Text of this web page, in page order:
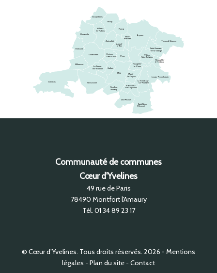
Gambais Grosrouvre
Les Mesnuls
Saint Rémy-
l'Honoré
Jouars-Pontchartain
Méré
Galluis
Millemont
Garancières
Behoust
La Queue-
lez-Yvelines
Boissy-
sans-Avoir
Vicq
Mareil-
le-Guyon
Flexanville
Goupillières
Thoiry
Marcq
Thiverval-Grignon
Autouillet
Auteuil-
le-Roi
Villiers-
le-Mahieu
Neauphle-
le-Vieux
Saulx-
Marchais
Beynes
Villiers-
Saint-Frédéric
Saint Germain-
de-la-Grange
Neauphle-
le-Château
Montfort
l'Amaury
Bazoches-
sur-Guyonne
Le Tremblay-
sur-Mauldre
Communauté de communes
Cœur d'Yvelines
49 rue de Paris
78490 Montfort l'Amaury
Tél. 01 34 89 23 17
© Cœur d’Yvelines. Tous droits réservés. 2026
Mentions
légales
Plan du site Contact